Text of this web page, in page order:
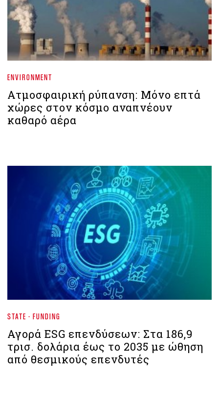
ENVIRONMENT
Ατμοσφαιρική ρύπανση: Μόνο επτά
χώρες στον κόσμο αναπνέουν
καθαρό αέρα
STATE - FUNDING
Αγορά ESG επενδύσεων: Στα 186,9
τρισ. δολάρια έως το 2035 με ώθηση
από θεσμικούς επενδυτές